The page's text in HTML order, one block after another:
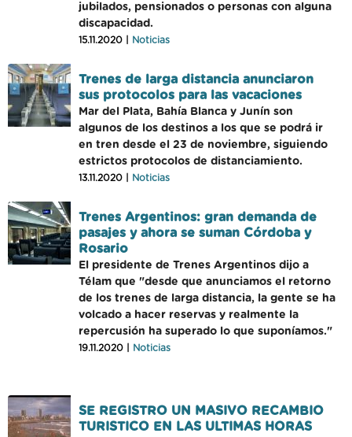
jubilados, pensionados o personas con alguna
discapacidad.
15.11.2020 | Noticias
Trenes de larga distancia anunciaron
sus protocolos para las vacaciones
Mar del Plata, Bahía Blanca y Junín son
algunos de los destinos a los que se podrá ir
en tren desde el 23 de noviembre, siguiendo
estrictos protocolos de distanciamiento.
13.11.2020 | Noticias
Trenes Argentinos: gran demanda de
pasajes y ahora se suman Córdoba y
Rosario
El presidente de Trenes Argentinos dijo a
Télam que "desde que anunciamos el retorno
de los trenes de larga distancia, la gente se ha
volcado a hacer reservas y realmente la
repercusión ha superado lo que suponíamos."
19.11.2020 | Noticias
SE REGISTRO UN MASIVO RECAMBIO
TURISTICO EN LAS ULTIMAS HORAS